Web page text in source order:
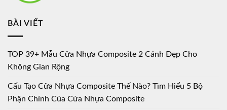
BÀI VIẾT
TOP 39+ Mẫu Cửa Nhựa Composite 2 Cánh Đẹp Cho
Không Gian Rộng
Cấu Tạo Cửa Nhựa Composite Thế Nào? Tìm Hiểu 5 Bộ
Phận Chính Của Cửa Nhựa Composite